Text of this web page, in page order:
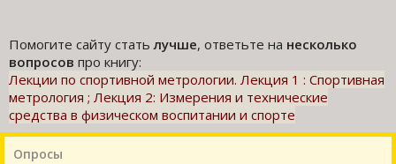
Помогите сайту статьлучше, ответьте на несколько
вопросов про книгу:
Лекции по спортивной метрологии. Лекция 1 : Спортивная
метрология ; Лекция 2: Измерения и технические
средства в физическом воспитании и спорте
Опросы